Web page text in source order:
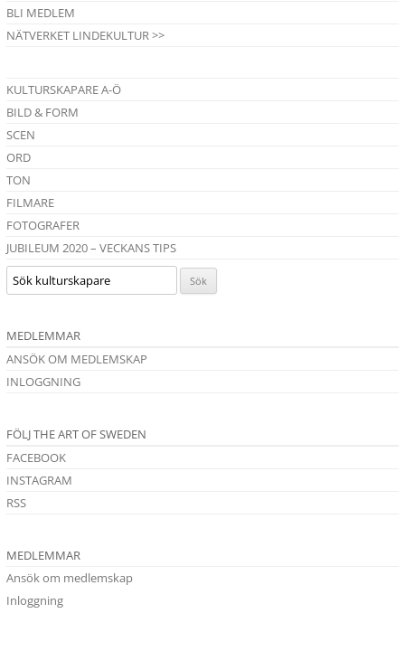
BLI MEDLEM
NÄTVERKET LINDEKULTUR >>
KULTURSKAPARE A-Ö
BILD & FORM
SCEN
ORD
TON
FILMARE
FOTOGRAFER
JUBILEUM 2020 – VECKANS TIPS
MEDLEMMAR
ANSÖK OM MEDLEMSKAP
INLOGGNING
FÖLJ THE ART OF SWEDEN
FACEBOOK
INSTAGRAM
RSS
MEDLEMMAR
Ansök om medlemskap
Inloggning